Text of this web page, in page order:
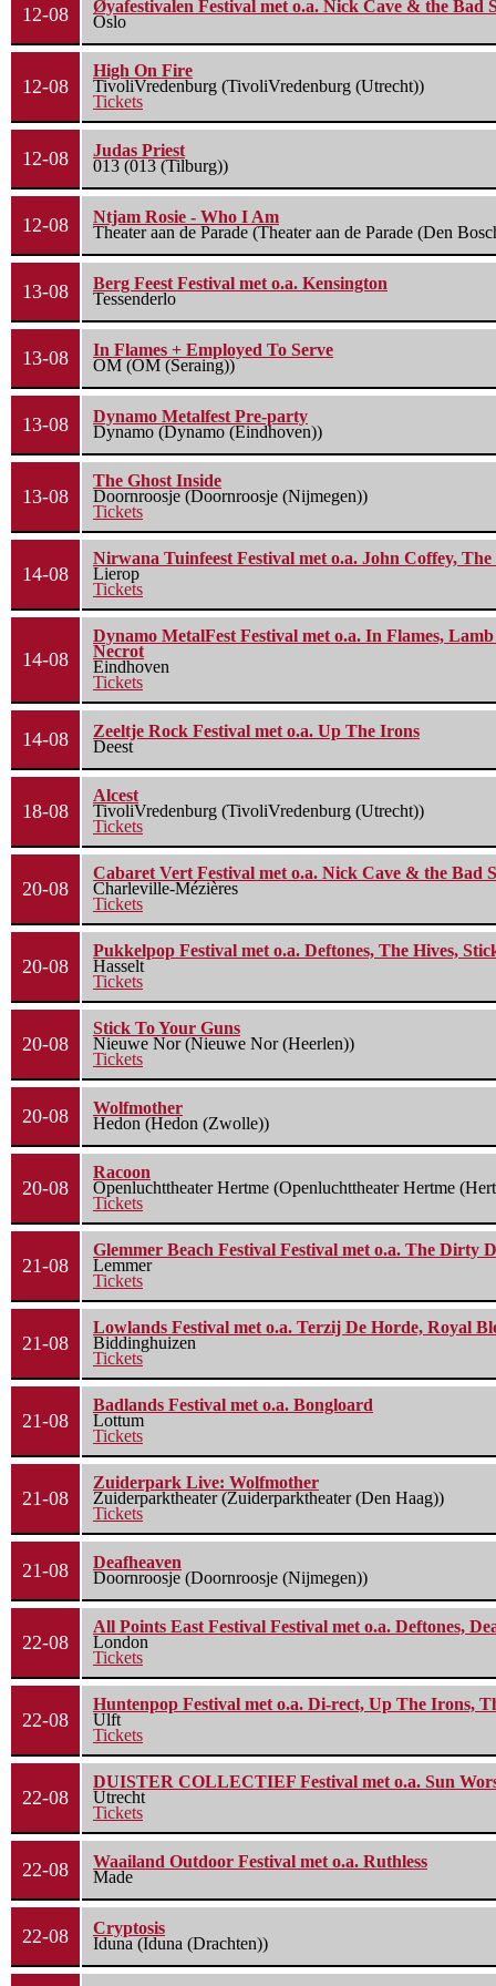
12-08
Øyafestivalen Festival met o.a. Nick Cave & the Bad
Oslo
12-08
High On Fire
TivoliVredenburg (TivoliVredenburg (Utrecht))
Tickets
12-08
Judas Priest
013 (013 (Tilburg))
12-08
Ntjam Rosie - Who I Am
Theater aan de Parade (Theater aan de Parade (Den
13-08
Berg Feest Festival met o.a. Kensington
Tessenderlo
13-08
In Flames + Employed To Serve
OM (OM (Seraing))
13-08
Dynamo Metalfest Pre-party
Dynamo (Dynamo (Eindhoven))
13-08
The Ghost Inside
Doornroosje (Doornroosje (Nijmegen))
Tickets
14-08
Nirwana Tuinfeest Festival met o.a. John Coffey,
Lierop
Tickets
14-08
Dynamo MetalFest Festival met o.a. In Flames,
Necrot
Eindhoven
Tickets
14-08
Zeeltje Rock Festival met o.a. Up The Irons
Deest
18-08
Alcest
TivoliVredenburg (TivoliVredenburg (Utrecht))
Tickets
20-08
Cabaret Vert Festival met o.a. Nick Cave & the Bad
Charleville-Mézières
Tickets
20-08
Pukkelpop Festival met o.a. Deftones, The Hives,
Hasselt
Tickets
20-08
Stick To Your Guns
Nieuwe Nor (Nieuwe Nor (Heerlen))
Tickets
20-08
Wolfmother
Hedon (Hedon (Zwolle))
20-08
Racoon
Openluchttheater Hertme (Openluchttheater Hertme
Tickets
21-08
Glemmer Beach Festival Festival met o.a. The Dirty
Lemmer
Tickets
21-08
Lowlands Festival met o.a. Terzij De Horde, Royal
Biddinghuizen
Tickets
21-08
Badlands Festival met o.a. Bongloard
Lottum
Tickets
21-08
Zuiderpark Live: Wolfmother
Zuiderparktheater (Zuiderparktheater (Den Haag))
Tickets
21-08
Deafheaven
Doornroosje (Doornroosje (Nijmegen))
22-08
All Points East Festival Festival met o.a. Deftones,
London
Tickets
22-08
Huntenpop Festival met o.a. Di-rect, Up The Irons,
Ulft
Tickets
22-08
DUISTER COLLECTIEF Festival met o.a. Sun
Utrecht
Tickets
22-08
Waailand Outdoor Festival met o.a. Ruthless
Made
22-08
Cryptosis
Iduna (Iduna (Drachten))